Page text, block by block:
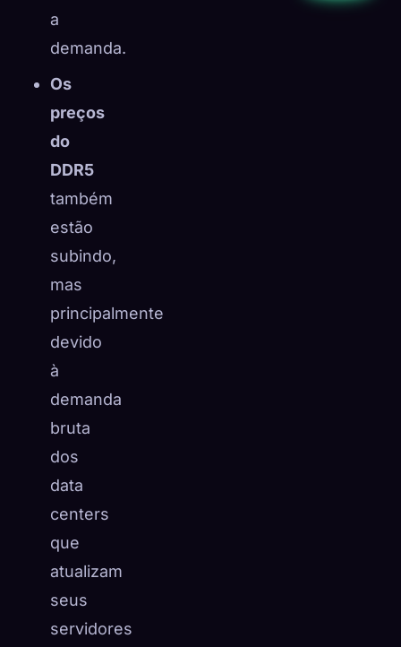
a
demanda.
Os
preços
do
DDR5
também
estão
subindo,
mas
principalmente
devido
à
demanda
bruta
dos
data
centers
que
atualizam
seus
servidores